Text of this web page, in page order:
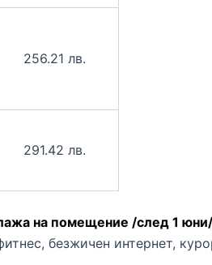
256.21 лв.
291.42 лв.
на помещение /след 1 юни/
безжичен интернет,